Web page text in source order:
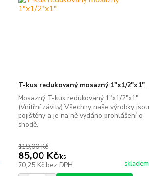
T-kus redukovaný mosazný 1"x1/2"x1"
Mosazný T-kus redukovaný 1"x1/2"x1"
(Vnitřní závity) Všechny naše výrobky jsou
pojištěny a je na ně vydáno prohlášení o
shodě.
119,00 Kč
85,00 Kč/ks
70,25 Kč bez DPH skladem